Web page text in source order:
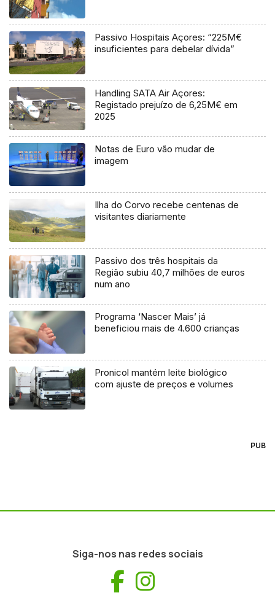
Passivo Hospitais Açores: “225M€
insuficientes para debelar dívida”
Handling SATA Air Açores:
Registado prejuízo de 6,25M€ em
2025
Notas de Euro vão mudar de
imagem
Ilha do Corvo recebe centenas de
visitantes diariamente
Passivo dos três hospitais da
Região subiu 40,7 milhões de euros
num ano
Programa ‘Nascer Mais’ já
beneficiou mais de 4.600 crianças
Pronicol mantém leite biológico
com ajuste de preços e volumes
PUB
Siga-nos nas redes sociais
Facebook